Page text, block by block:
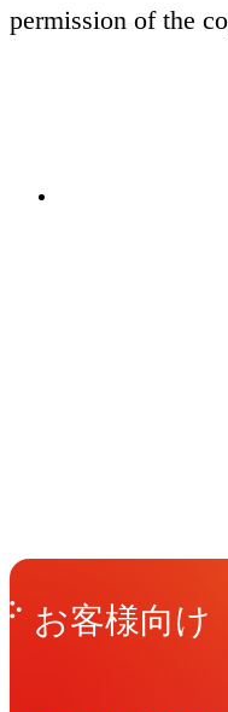
permission of the
マス広告、デ
Get in Touch
お客様向け